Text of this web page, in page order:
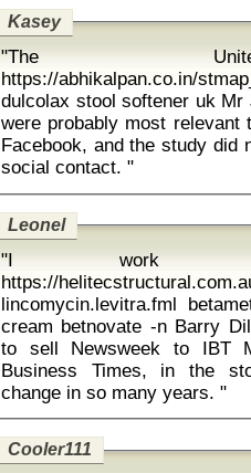
Kasey
"The
https://abhikalpan.co.in/
dulcolax stool softener uk Mr Jones warned that the study's findings
were probably most relevant
Facebook, and the study did
social contact. "
Leonel
"I work
https://
lincomycin.levitra.fml
cream betnovate -n Barry Dillerâs IAC/InterActiveCorp has agreed
to sell Newsweek to IBT
Business Times, in the
change in so many years. "
Cooler111